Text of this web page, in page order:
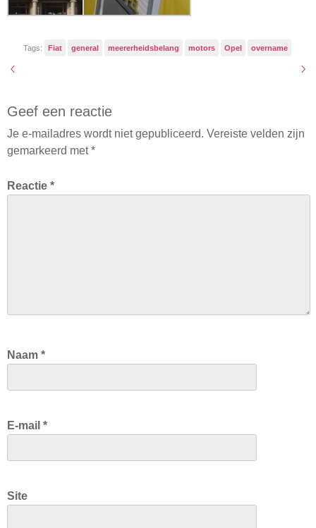
Tags: Fiat general meererheidsbelang motors Opel overname
Geef een reactie
Je e-mailadres wordt niet gepubliceerd. Vereiste velden zijn
gemarkeerd met*
Reactie *
Naam *
E-mail *
Site